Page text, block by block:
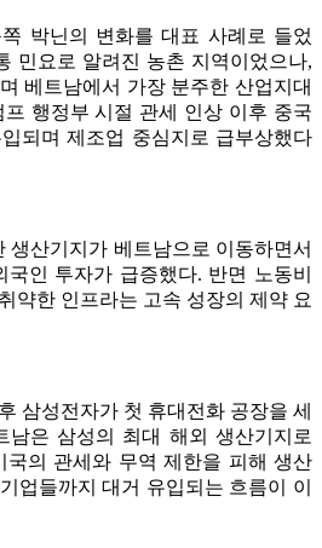
박닌의 변화를 대표 사례로 들었
민요로 알려진 농촌 지역이었으나,
베트남에서 가장 분주한 산업지대
행정부 시절 관세 인상 이후 중국
되며 제조업 중심지로 급부상했다
생산기지가 베트남으로 이동하면서
국인 투자가 급증했다. 반면 노동비
약한 인프라는 고속 성장의 제약 요
삼성전자가 첫 휴대전화 공장을 세
남은 삼성의 최대 해외 생산기지로
국의 관세와 무역 제한을 피해 생산
업들까지 대거 유입되는 흐름이 이